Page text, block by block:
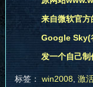
来自微软官
Google Sky(
发一个自己
标签： win2008, 激